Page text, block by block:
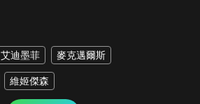
艾迪墨菲 麥克邁爾斯
維姬傑森